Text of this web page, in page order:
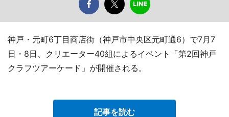
神戸・元町6丁目商店街（神戸市中央区元町通6）で7月7
日・8日、クリエーター40組によるイベント「第2回神戸
クラフツアーケード」が開催される。
記事を読む